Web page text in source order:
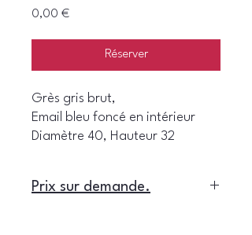
0,00 €Prix
Réserver
Grès gris brut,
Email bleu foncé en intérieur
Diamètre 40, Hauteur 32
Prix sur demande.